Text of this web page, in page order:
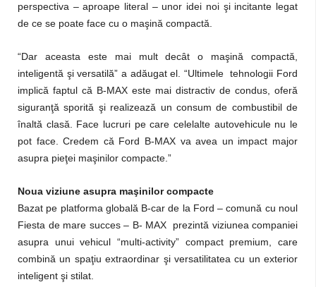
perspectiva – aproape literal – unor idei noi şi incitante legat
de ce se poate face cu o maşină compactă.
“Dar aceasta este mai mult decât o maşină compactă,
inteligentă şi versatilă” a adăugat el. “Ultimele tehnologii Ford
implică faptul că B-MAX este mai distractiv de condus, oferă
siguranţă sporită şi realizează un consum de combustibil de
înaltă clasă. Face lucruri pecare celelalte autovehicule nu le
pot face. Credem că Ford B-MAX va avea un impact major
asupra pieţei maşinilor compacte.”
Noua viziune asupra maşinilor compacte
Bazat pe platforma globală B-car de la Ford – comună cu noul
Fiesta de mare succes – B- MAX prezintă viziunea companiei
asupra unui vehicul “multi-activity” compact premium, care
combină un spaţiu extraordinar şi versatilitatea cu un exterior
inteligent şi stilat.